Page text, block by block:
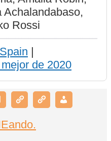
Achalandabaso,
Rossi
|
de 2020